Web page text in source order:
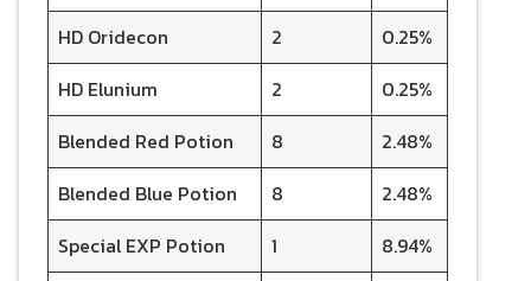
HD Oridecon 2
0.25%
HD Elunium
2
0.25%
Blended Red Potion
8
2.48%
Blended Blue Potion
8
2.48%
Special EXP Potion
1 8.94%